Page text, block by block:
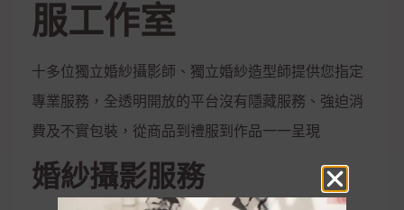
服工作室
十多位獨立婚紗攝影師、獨立婚紗造型師提供您指定
專業服務，全透明開放的平台沒有隱藏服務、強迫消
費及不實包裝，從商品到禮服到作品一一呈現
婚紗攝影服務